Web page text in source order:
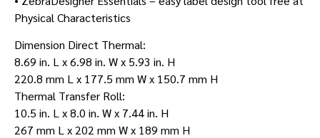
Physical Characteristics
Dimension Direct Thermal:
8.69 in. L x 6.98 in. W x 5.93 in. H
220.8 mm L x 177.5 mm W x 150.7 mm H
Thermal Transfer Roll:
10.5 in. L x 8.0 in. W x 7.44 in. H
267 mm L x 202 mm W x 189 mm H